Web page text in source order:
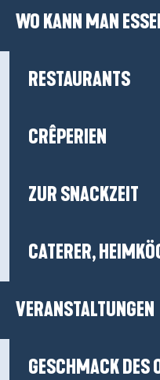
WO KANN MAN
RESTAURANTS
CRÊPERIEN
ZUR SNACKZEIT
CATERER,
VERANSTALTUNGEN
GESCHMACK DES
für den
an